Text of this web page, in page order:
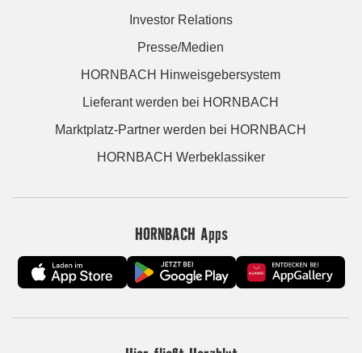
Investor Relations
Presse/Medien
HORNBACH Hinweisgebersystem
Lieferant werden bei HORNBACH
Marktplatz-Partner werden bei HORNBACH
HORNBACH Werbeklassiker
HORNBACH Apps